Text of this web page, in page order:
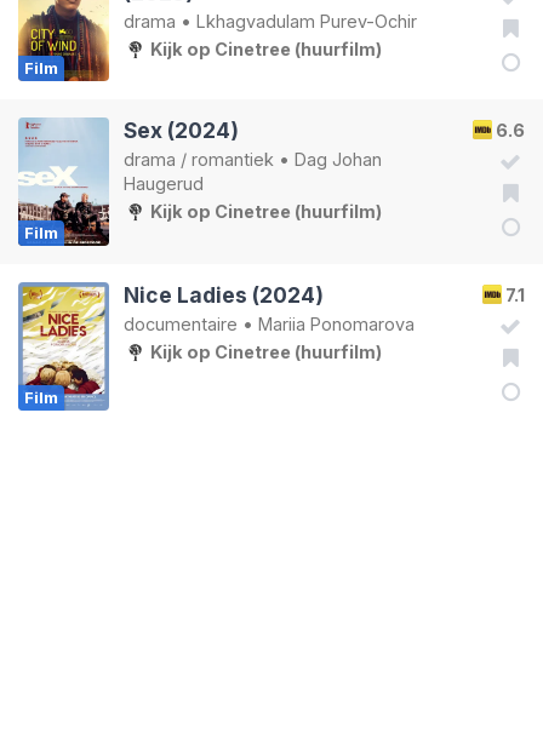
Film
drama • Lkhagvadulam Purev-Ochir
Kijk op Cinetree (huurfilm)
Film
6.6
Sex (2024)
drama / romantiek • Dag Johan
Haugerud
Kijk op Cinetree (huurfilm)
Film
7.1
Nice Ladies (2024)
documentaire • Mariia Ponomarova
Kijk op Cinetree (huurfilm)